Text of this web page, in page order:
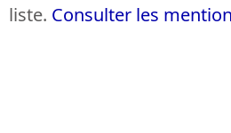
liste. Consulter les